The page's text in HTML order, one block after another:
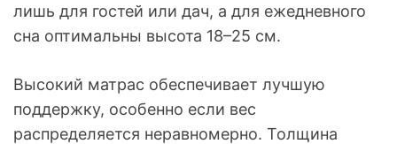
лишь для гостей или дач, а для ежедневного
сна оптимальны высота 18–25 см.
Высокий матрас обеспечивает лучшую
поддержку, особенно если вес
распределяется неравномерно. Толщина